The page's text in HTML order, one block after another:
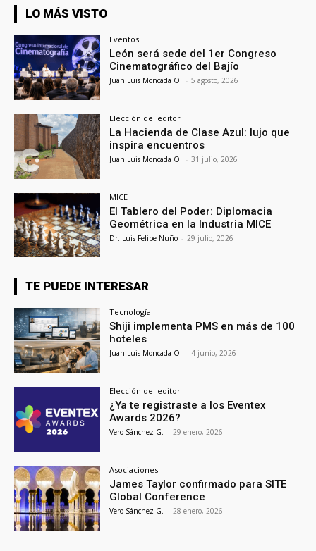
LO MÁS VISTO
Eventos
León será sede del 1er Congreso
Cinematográfico del Bajío
Juan Luis Moncada O. - 5 agosto, 2026
Elección del editor
La Hacienda de Clase Azul: lujo que
inspira encuentros
Juan Luis Moncada O. - 31 julio, 2026
MICE
El Tablero del Poder: Diplomacia
Geométrica en la Industria MICE
Dr. Luis Felipe Nuño - 29 julio, 2026
TE PUEDE INTERESAR
Tecnología
Shiji implementa PMS en más de 100
hoteles
Juan Luis Moncada O. - 4 junio, 2026
Elección del editor
¿Ya te registraste a los Eventex
Awards 2026?
Vero Sánchez G. - 29 enero, 2026
Asociaciones
James Taylor confirmado para SITE
Global Conference
Vero Sánchez G. - 28 enero, 2026